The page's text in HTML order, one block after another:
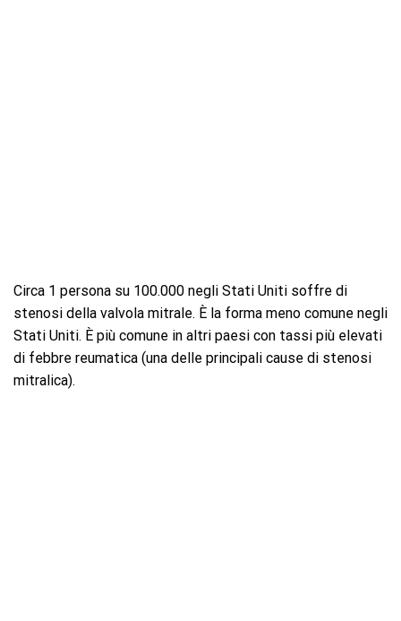
Circa 1 persona su 100.000 negli Stati Uniti soffre di
stenosi della valvola mitrale. È la forma meno comune negli
Stati Uniti. È più comune in altri paesi con tassi più elevati
di febbre reumatica (una delle principali cause di stenosi
mitralica).